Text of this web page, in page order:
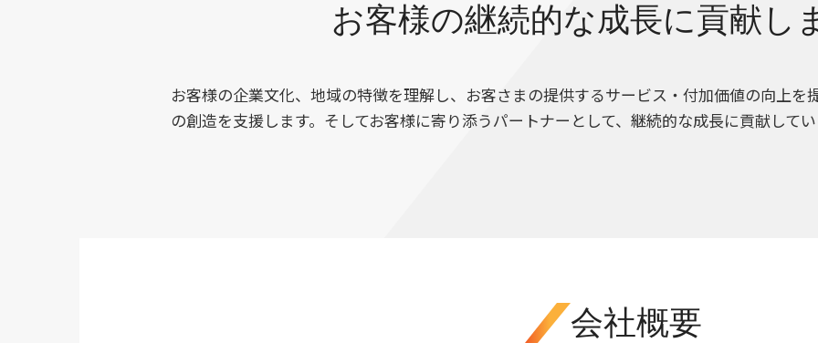
お客様の継続的な成長に貢献し
お客様の企業文化、地域の特徴を理解し、お客さまの提供するサービス・付加価値の向上を
の創造を支援します。そしてお客様に寄り添うパートナーとして、継続的な成長に貢献して
会社概要